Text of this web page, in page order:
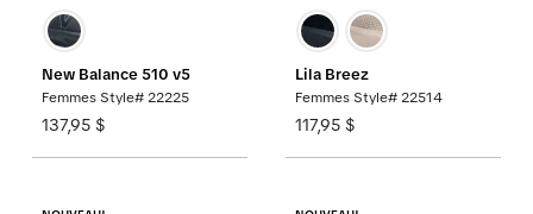
New Balance 510 v5
Femmes Style# 22225
137,95 $
Lila Breez
Femmes Style# 22514
117,95 $